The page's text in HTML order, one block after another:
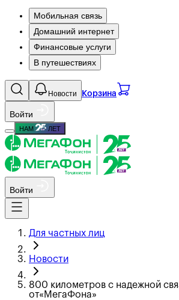
Мобильная связь
Домашний интернет
Финансовые услуги
В путешествиях
Новости Корзина
Войти
НАМ ЛЕТ
Войти
Для частных лиц
Новости
800 километров с надежной
от«МегаФона»